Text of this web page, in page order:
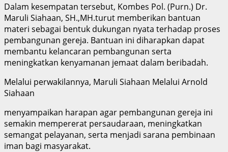
Dalam kesempatan tersebut, Kombes Pol. (Purn.) Dr.
Maruli Siahaan, SH.,MH.turut memberikan bantuan
materi sebagai bentuk dukungan nyata terhadap proses
pembangunan gereja. Bantuan ini diharapkan dapat
membantu kelancaran pembangunan serta
meningkatkan kenyamanan jemaat dalam beribadah.
Melalui perwakilannya, Maruli Siahaan Melalui Arnold
Siahaan
menyampaikan harapan agar pembangunan gereja ini
semakin mempererat persaudaraan, meningkatkan
semangat pelayanan, serta menjadi sarana pembinaan
iman bagi masyarakat.